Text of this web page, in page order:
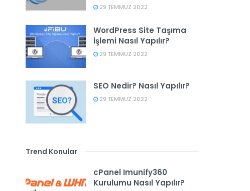
29 TEMMUZ 2022
WordPress Site Taşıma
İşlemi Nasıl Yapılır?
29 TEMMUZ 2022
SEO Nedir? Nasıl Yapılır?
29 TEMMUZ 2022
Trend Konular
cPanel Imunify360
Kurulumu Nasıl Yapılır?